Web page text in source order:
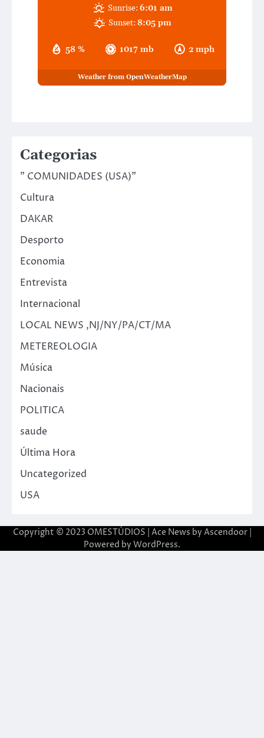
58 % 1017 mb 2 mph
Sunrise:6:01 am
Sunset:8:05 pm
Weather from OpenWeatherMap
Categorias
" COMUNIDADES (USA)"
Cultura
DAKAR
Desporto
Economia
Entrevista
Internacional
LOCAL NEWS ,NJ/NY/PA/CT/MA
METEREOLOGIA
Música
Nacionais
POLITICA
saude
Última Hora
Uncategorized
USA
Copyright © 2023 OMESTÚDIOS | Ace News by Ascendoor|
Powered by WordPress.